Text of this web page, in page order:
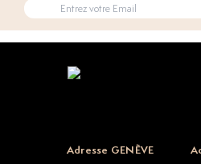
Adresse GENÈVE